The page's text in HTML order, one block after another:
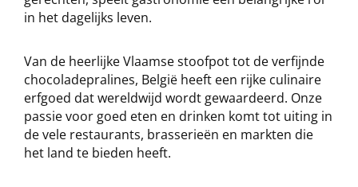
in het dagelijks leven.
Van de heerlijke Vlaamse stoofpot tot de verfijnde
chocoladepralines, België heeft een rijke culinaire
erfgoed dat wereldwijd wordt gewaardeerd. Onze
passie voor goed eten en drinken komt tot uiting in
de vele restaurants, brasserieën en markten die
het land te bieden heeft.